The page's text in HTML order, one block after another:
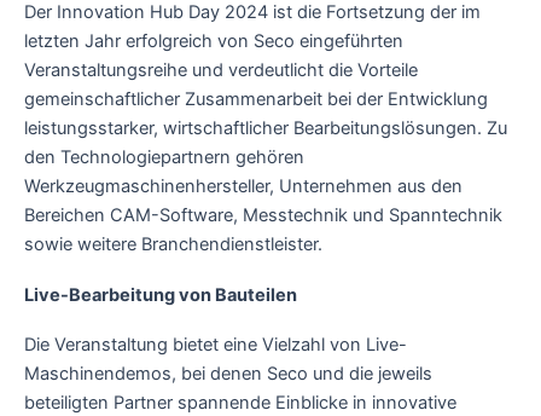
Der Innovation Hub Day 2024 ist die Fortsetzung der im
letzten Jahr erfolgreich von Seco eingeführten
Veranstaltungsreihe und verdeutlicht die Vorteile
gemeinschaftlicher Zusammenarbeit bei der Entwicklung
leistungsstarker, wirtschaftlicher Bearbeitungslösungen. Zu
den Technologiepartnern gehören
Werkzeugmaschinenhersteller, Unternehmen aus den
Bereichen CAM-Software, Messtechnik und Spanntechnik
sowie weitere Branchendienstleister.
Live-Bearbeitung von Bauteilen
Die Veranstaltung bietet eine Vielzahl von Live-
Maschinendemos, bei denen Seco und die jeweils
beteiligten Partner spannende Einblicke in innovative